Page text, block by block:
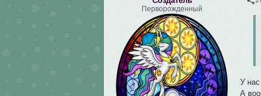
Перворожденный
У нас
А